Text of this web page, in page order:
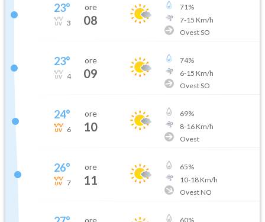
23°
3
ore
08
71%
7-15 Km/h
Ovest SO
23°
4
ore
09
74%
6-15 Km/h
Ovest SO
24°
6
ore
10
69%
8-16Km/h
Ovest
26°
7
ore
11
65%
10-18Km/h
Ovest NO
ore 60%